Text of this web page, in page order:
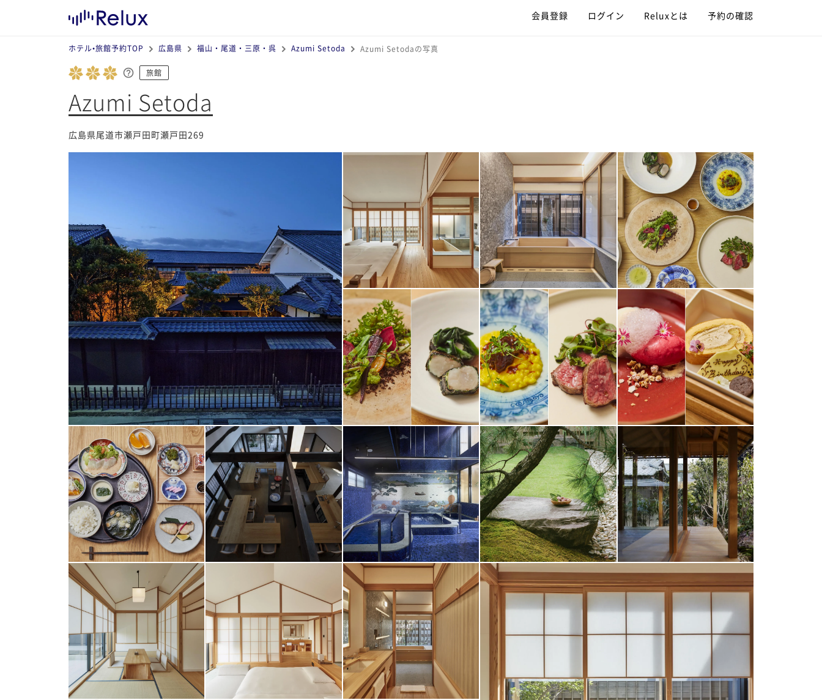
会員登録 ログイン Reluxとは 予約の確認
ホテル•旅館予約TOP 広島県 福山・尾道・三原・呉 Azumi Setoda Azumi Setodaの写真
旅館
Azumi Setoda
広島県尾道市瀬戸田町瀬戸田269